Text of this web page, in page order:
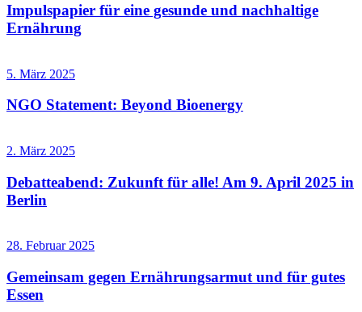
Impulspapier für eine gesunde und nachhaltige
Ernährung
5. März 2025
NGO Statement: Beyond Bioenergy
2. März 2025
Debatteabend: Zukunft für alle! Am 9. April 2025 in
Berlin
28. Februar 2025
Gemeinsam gegen Ernährungsarmut und für gutes
Essen